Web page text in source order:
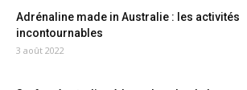
Adrénaline made in Australie : les activités
incontournables
3 août 2022